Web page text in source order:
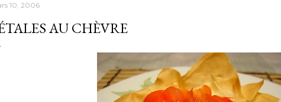
10, 2006
AU CHÈVRE